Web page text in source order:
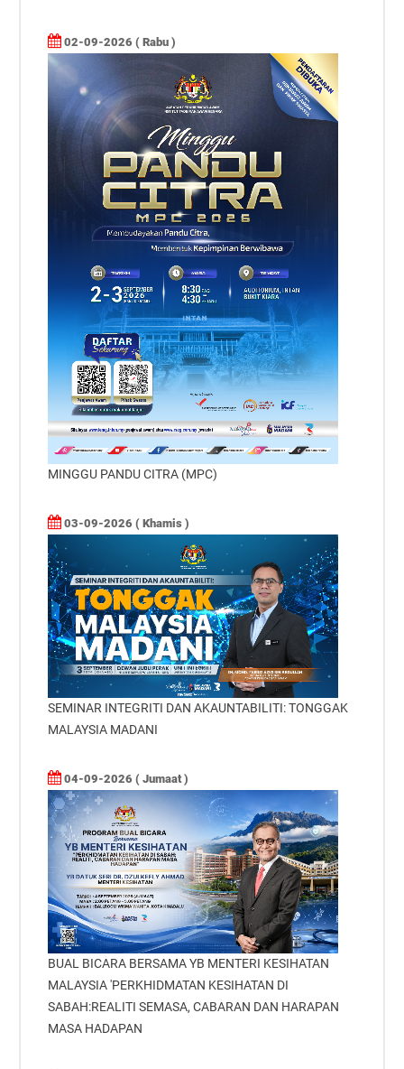
02-09-2026 ( Rabu )
MINGGU PANDU CITRA (MPC)
03-09-2026 ( Khamis )
SEMINAR INTEGRITI DAN AKAUNTABILITI: TONGGAK
MALAYSIA MADANI
04-09-2026 ( Jumaat )
BUAL BICARA BERSAMA YB MENTERI KESIHATAN
MALAYSIA 'PERKHIDMATAN KESIHATAN DI
SABAH:REALITI SEMASA, CABARAN DAN HARAPAN
MASA HADAPAN